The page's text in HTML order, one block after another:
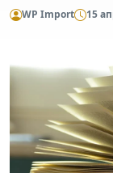
WP Import 15